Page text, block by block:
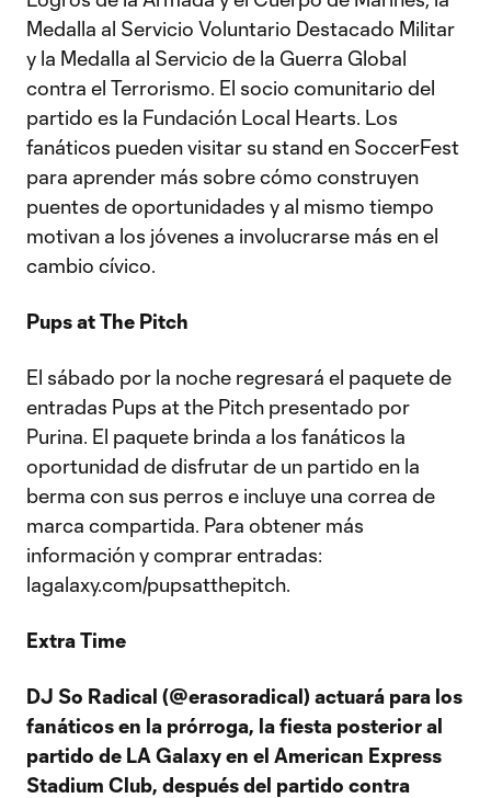
Medalla al Servicio Voluntario Destacado Militar
y la Medalla al Servicio de la Guerra Global
contra el Terrorismo. El socio comunitario del
partido es la Fundación Local Hearts. Los
fanáticos pueden visitar su stand en SoccerFest
para aprender más sobre cómo construyen
puentes de oportunidades y al mismo tiempo
motivan a los jóvenes a involucrarse más en el
cambio cívico.
Pups at The Pitch
El sábado por la noche regresará el paquete de
entradas Pups at the Pitch presentado por
Purina. El paquete brinda a los fanáticos la
oportunidad de disfrutar de un partido en la
berma con sus perros e incluye una correa de
marca compartida. Para obtener más
información y comprar entradas:
lagalaxy.com/pupsatthepitch.
Extra Time
DJ So Radical (@erasoradical) actuará para los
fanáticos en la prórroga, la fiesta posterior al
partido de LA Galaxy en el American Express
Stadium Club, después del partido contra